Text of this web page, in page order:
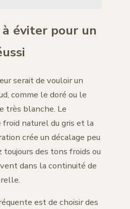
éviter pour un
serait de vouloir un
comme le doré ou le
très blanche. Le
naturel du gris et la
crée un décalage peu
des tons froids ou
dans la continuité de
est de choisir des